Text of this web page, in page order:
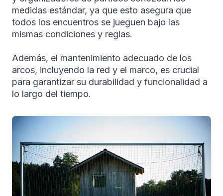
medidas estándar, ya que esto asegura que
todos los encuentros se jueguen bajo las
mismas condiciones y reglas.
Además, el mantenimiento adecuado de los
arcos, incluyendo la red y el marco, es crucial
para garantizar su durabilidad y funcionalidad a
lo largo del tiempo.